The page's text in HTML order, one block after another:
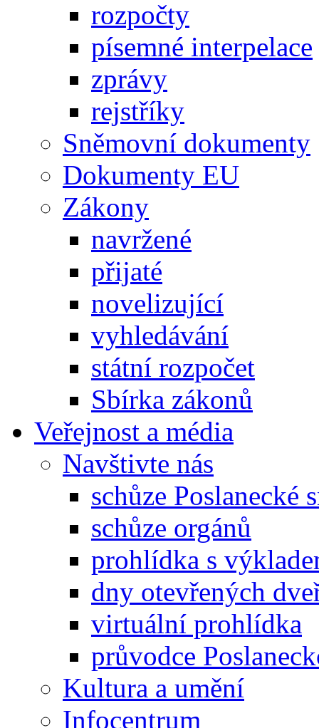
rozpočty
písemné interpelace
zprávy
rejstříky
Sněmovní dokumenty
Dokumenty EU
Zákony
navržené
přijaté
novelizující
vyhledávání
státní rozpočet
Sbírka zákonů
Veřejnost a média
Navštivte nás
schůze Poslanecké
schůze orgánů
prohlídka s
dny otevřených
virtuální prohlídka
průvodce
Kultura a umění
Infocentrum